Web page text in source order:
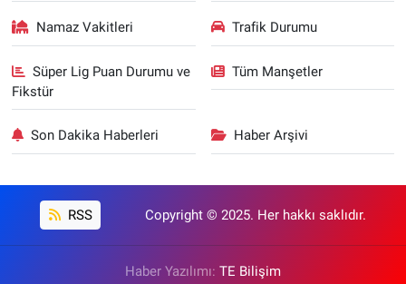
Namaz Vakitleri Trafik Durumu
Süper Lig Puan Durumu ve
Fikstür
Tüm Manşetler
Son Dakika Haberleri Haber Arşivi
RSS Copyright © 2025. Her hakkı saklıdır.
Haber Yazılımı: TE Bilişim